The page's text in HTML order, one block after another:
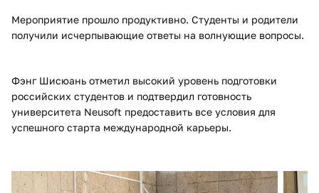
Мероприятие прошло продуктивно. Студенты и родители
получили исчерпывающие ответы на волнующие вопросы.
Фэнг Шисюань отметил высокий уровень подготовки
российских студентов и подтвердил готовность
университета Neusoft предоставить все условия для
успешного старта международной карьеры.